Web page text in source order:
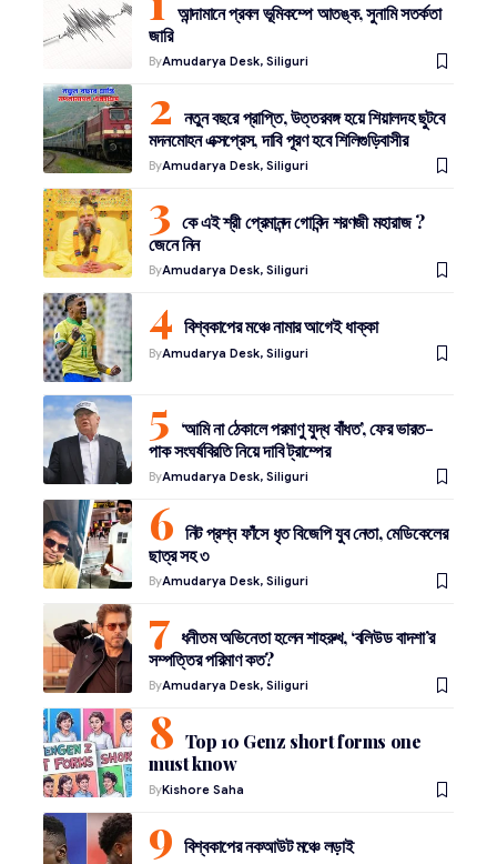
আন্দামানে প্রবল ভূমিকম্পে আতঙ্ক, সুনামি সতর্কতা
জারি
ByAmudarya Desk, Siliguri
নতুন বছরে প্রাপ্তি, উত্তরবঙ্গ হয়ে শিয়ালদহ ছুটবে
মদনমোহন এক্সপ্রেস, দাবি পূরণ হবে শিলিগুড়িবাসীর
ByAmudarya Desk, Siliguri
কে এই শ্রী প্রেমানন্দ গোবিন্দ শরণজী মহারাজ ?
জেনে নিন
ByAmudarya Desk, Siliguri
বিশ্বকাপের মঞ্চে নামার আগেই ধাক্কা
ByAmudarya Desk, Siliguri
‘আমি না ঠেকালে পরমাণু যুদ্ধ বাঁধত’, ফের ভারত-
পাক সংঘর্ষবিরতি নিয়ে দাবি ট্রাম্পের
ByAmudarya Desk, Siliguri
নিট প্রশ্ন ফাঁসে ধৃত বিজেপি যুব নেতা, মেডিকেলের
ছাত্র সহ ৩
ByAmudarya Desk, Siliguri
ধনীতম অভিনেতা হলেন শাহরুখ, ‘বলিউড বাদশা’র
সম্পত্তির পরিমাণ কত?
ByAmudarya Desk, Siliguri
Top 10 Genz short forms one
must know
ByKishore Saha
বিশ্বকাপের নকআউট মঞ্চে লড়াই